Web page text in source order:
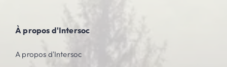
À propos d'Intersoc
A propos d'Intersoc